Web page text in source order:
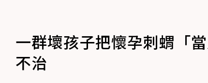
一群壞孩子把懷孕刺蝟「
不治